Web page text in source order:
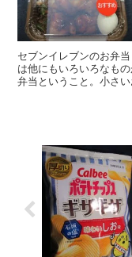
セブンイレブンのお弁
は他にもいろいろなも
弁当ということ。小さ